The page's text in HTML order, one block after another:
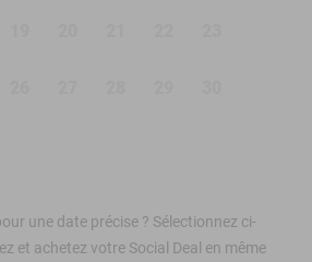
une date précise ? Sélectionnez ci-
et achetez votre Social Deal en même